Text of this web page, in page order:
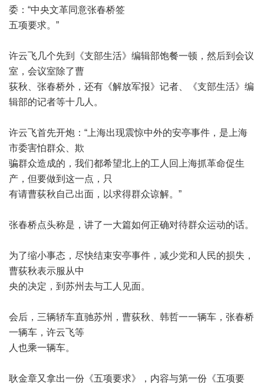
委： “中央文革同意张春桥签
五项要求。 ”
许云飞几个先到《支部生活》编辑部饱餐一顿，然后到会议
室，会议室除了曹
荻秋、张春桥外，还有《解放军报》记者、《支部生活》编
辑部的记者等十几人。
许云飞首先开炮： “ 上海出现震惊中外的安亭事件，是上海
市委害怕群众、欺
骗群众造成的，我们都希望北上的工人回上海抓革命促生
产，但要做到这一点，只
有请曹荻秋自己出面，以求得群众谅解。 ”
张春桥点头称是，讲了一大篇如何正确对待群众运动的话。
为了缩小事态，尽快结束安亭事件，减少党和人民的损失，
曹荻秋表示服从中
央的决定，到苏州去与工人见面。
会后，三辆轿车直驰苏州，曹荻秋、韩哲一一辆车，张春桥
一辆车，许云飞等
人也乘一辆车。
耿金章又拿出一份《五项要求》，内容与第一份《五项要